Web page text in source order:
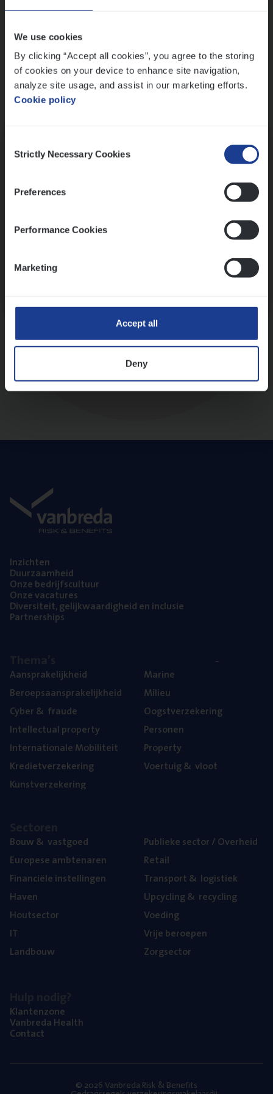
We use cookies
By clicking “Accept all cookies”, you agree to the storing
of cookies on your device to enhance site navigation,
analyze site usage, and assist in our marketing efforts.
Cookie policy
Selection
Strictly Necessary Cookies
Preferences
Performance Cookies
Marketing
Accept all
Deny
Inzich­ten
Duur­zaam­heid
Onze bedrijfs­cul­tuur
Onze vaca­tu­res
Diver­si­teit, gelijk­waar­dig­heid en inclusie
Part­ner­ships
Aan­spra­ke­lijk­heid
Beroeps­aan­spra­ke­lijk­heid
Cyber& fraude
Intel­lec­tu­al property
Inter­na­ti­o­na­le Mobiliteit
Kre­diet­ver­ze­ke­ring
Kunst­ver­ze­ke­ring
Mari­ne
Mili­eu
Oogst­ver­ze­ke­ring
Per­so­nen
Pro­per­ty
Voer­tuig& vloot
Bouw& vastgoed
Euro­pe­se ambtenaren
Finan­ci­ë­le instellingen
Haven
Hout­sec­tor
IT
Land­bouw
Publie­ke sec­tor / Overheid
Retail
Trans­port& logistiek
Upcy­cling& recycling
Voe­ding
Vrije beroe­pen
Zorg­sec­tor
Klan­ten­zo­ne
Van­b­re­da Health
Con­tact
© 2026 Vanbreda Risk & Benefits